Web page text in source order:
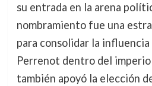
su entrada en la arena
nombramiento fue una
para consolidar la
Perrenot dentro del imperio
también apoyó la elección